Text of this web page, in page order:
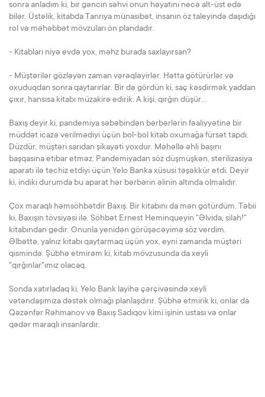
sonra anladım ki, bir gəncin səhvi onun həyatını necə alt-üst edə
bilər. Üstəlik, kitabda Tanrıya münasibət, insanın öz taleyində daşıdığı
rol və məhəbbət mövzuları ön plandadır.
- Kitabları niyə evdə yox, məhz burada saxlayırsan?
- Müştərilər gözləyən zaman vərəqləyirlər. Hətta götürürlər və
oxuduqdan sonra qaytarırlar. Bir də gördün ki, saç kəsdirmək yaddan
çıxır, hansısa kitabı müzakirə edirik. A kişi, qırğın düşür...
Baxış deyir ki, pandemiya səbəbindən bərbərlərin fəaliyyətinə bir
müddət icazə verilmədiyi üçün bol-bol kitab oxumağa fürsət tapdı.
Düzdür, müştəri sarıdan şikayəti yoxdur. Məhəllə əhli başını
başqasına etibar etməz. Pandemiyadan söz düşmüşkən, sterilizasiya
aparatı ilə təchiz etdiyi üçün Yelo Banka xüsusi təşəkkür etdi. Deyir
ki, indiki durumda bu aparat hər bərbərin əlinin altında olmalıdır.
Çox maraqlı həmsöhbətdir Baxış. Bir kitabını da mən götürdüm. Təbii
ki, Baxışın tövsiyəsi ilə. Söhbət Ernest Heminqueyin "Əlvida, silah!"
kitabından gedir. Onunla yenidən görüşəcəyimə söz verdim.
Əlbəttə, yalnız kitabı qaytarmaq üçün yox, eyni zamanda müştəri
qismində. Şübhə etmirəm ki, kitab mövzusunda da xeyli
"qırğınlar"ımız olacaq.
Sonda xatırladaq ki, Yelo Bank layihə çərçivəsində xeyli
vətəndaşımıza dəstək olmağı planlaşdırır. Şübhə etmirik ki, onlar da
Qəzənfər Rəhmanov və Baxış Sadıqov kimi işinin ustası və onlar
qədər maraqlı insanlardır.